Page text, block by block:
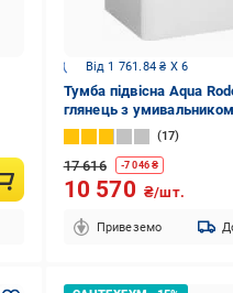
Від 1 761.84 ₴ X 6
Тумба підвісна Aqua
глянець з
17
17 616 -7 046 ₴
10 570 ₴/шт.
Привеземо